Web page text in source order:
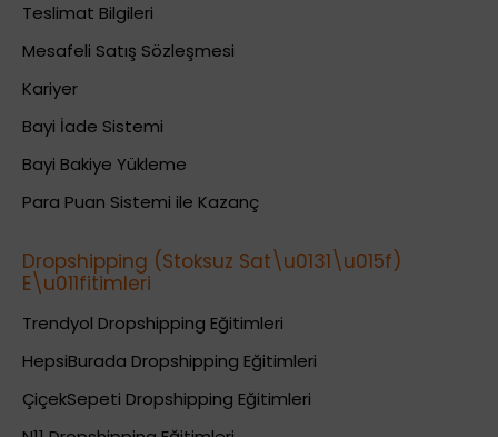
Teslimat Bilgileri
Mesafeli Satış Sözleşmesi
Kariyer
Bayi İade Sistemi
Bayi Bakiye Yükleme
Para Puan Sistemi ile Kazanç
Dropshipping (Stoksuz Sat\u0131\u015f)
E\u011fitimleri
Trendyol Dropshipping Eğitimleri
HepsiBurada Dropshipping Eğitimleri
ÇiçekSepeti Dropshipping Eğitimleri